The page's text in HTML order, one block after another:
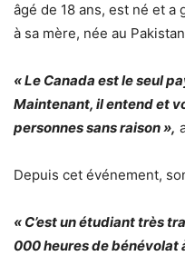
âgé de 18 ans, est né et a
à sa mère, née au
« Le Canada est le seul
Maintenant, il entend et
personnes sans raison »,
Depuis cet événement,
« C’est un étudiant très
000 heures de bénévolat